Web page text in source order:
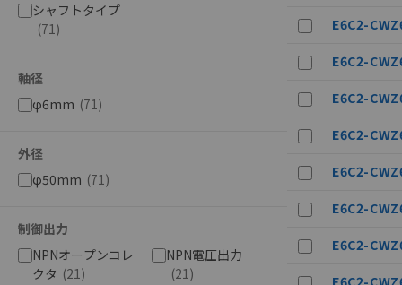
シャフトタイプ
(71)
軸径
φ6mm (71)
外径
φ50mm (71)
制御出力
NPNオープンコレ
クタ (21)
NPN電圧出力
(21)
E6C2-
E6C2-
E6C2-
E6C2-
E6C2-
E6C2-
E6C2-
E6C2-
ご利用条件
以下の条件をお
本サービス
くものです。
当社制御機